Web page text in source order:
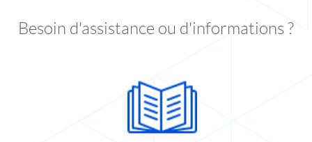
Besoin d'assistance ou d'informations ?